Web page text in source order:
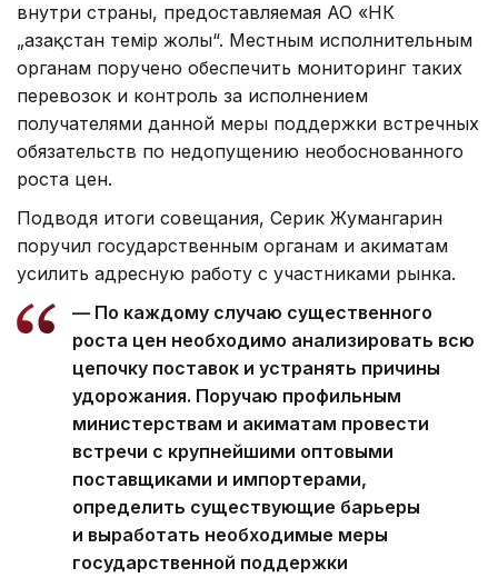
внутри страны, предоставляемая АО «НК
„Қазақстан темір жолы“. Местным исполнительным
органам поручено обеспечить мониторинг таких
перевозок и контроль за исполнением
получателями данной меры поддержки встречных
обязательств по недопущению необоснованного
роста цен.
Подводя итоги совещания, Серик Жумангарин
поручил государственным органам и акиматам
усилить адресную работу с участниками рынка.
— По каждому случаю существенного
роста цен необходимо анализировать всю
цепочку поставок и устранять причины
удорожания. Поручаю профильным
министерствам и акиматам провести
встречи с крупнейшими оптовыми
поставщиками и импортерами,
определить существующие барьеры
и выработать необходимые меры
государственной поддержки